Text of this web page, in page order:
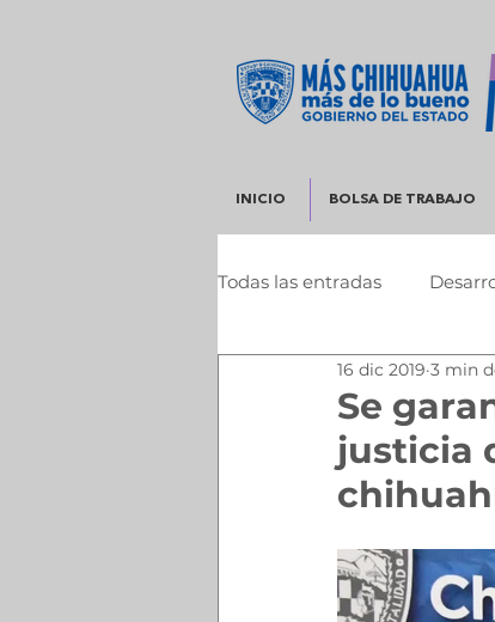
INICIO BOLSA DE TRABAJO
Todas las entradas
Infraestructura y
Se
justicia
16 dic 2019 3 min